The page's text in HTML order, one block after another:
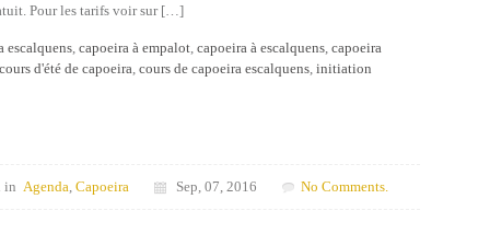
Pour les tarifs voir sur […]
escalquens capoeira à empalot capoeira à escalquens capoeira
cours d'été de capoeira cours de capoeira escalquens initiation
in Agenda Capoeira Sep, 07, 2016 No Comments.